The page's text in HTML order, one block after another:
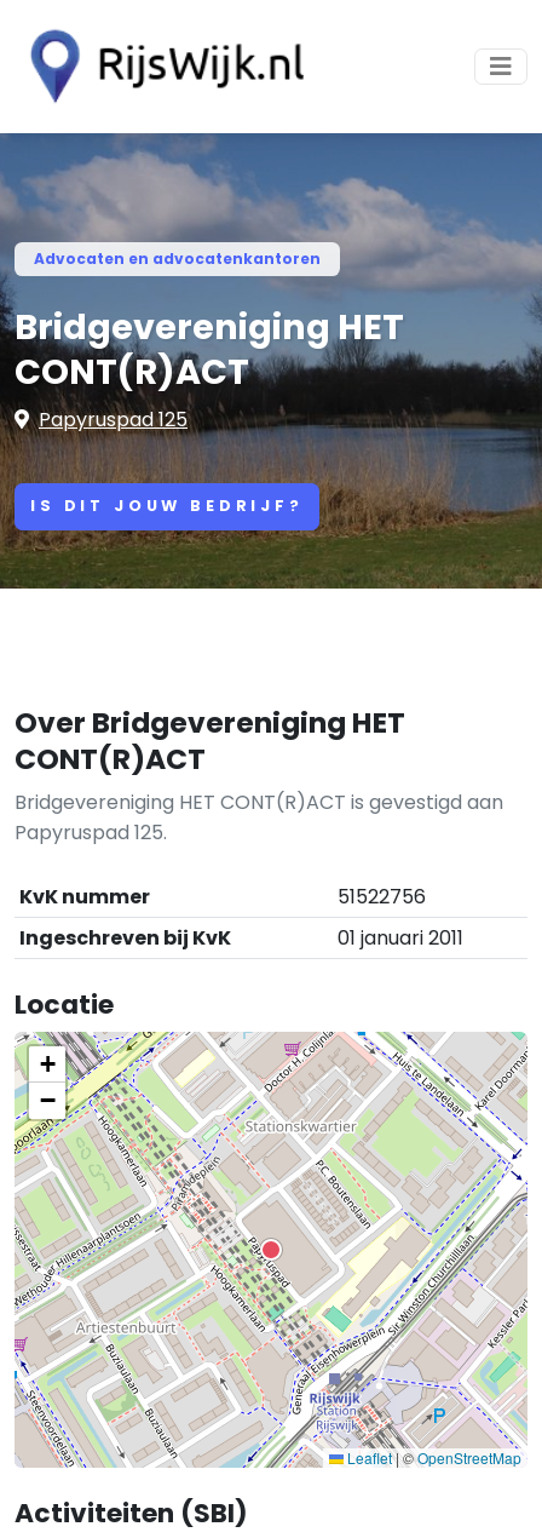
Advocaten en advocatenkantoren
Bridgevereniging HET
CONT(R)ACT
Papyruspad 125
IS DIT JOUW BEDRIJF?
Over Bridgevereniging HET
CONT(R)ACT
Bridgevereniging HET CONT(R)ACT is gevestigd aan
Papyruspad 125.
KvK nummer
51522756
Ingeschreven bij KvK
01 januari 2011
Locatie
+
−
Leaflet|©OpenStreetMap
Activiteiten (SBI)